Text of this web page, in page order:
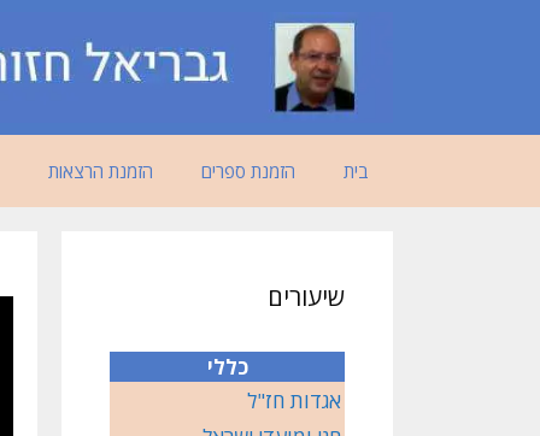
בית הזמנת ספרים הזמנת הרצאות
שיעורים
כללי
אגדות חז"ל